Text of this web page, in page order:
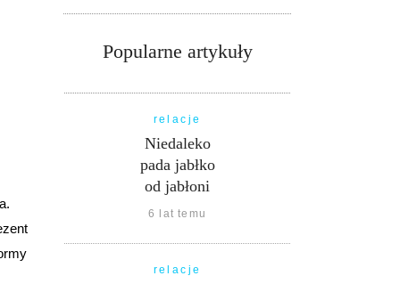
Popularne artykuły
relacje
Niedaleko
pada jabłko
od jabłoni
6 lat temu
relacje